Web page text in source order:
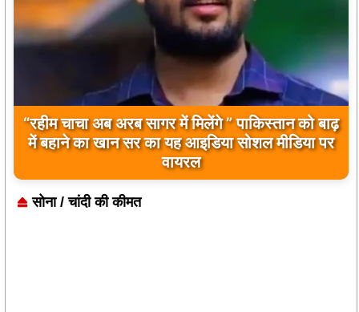
बिलावल भुट्टो द्वारा सिंधु नदी और भारत को लेकर दिए गए
बयान पर भारत के केंद्रीय मंत्रियों की कड़ी प्रतिक्रिया
सोना / चांदी की कीमत